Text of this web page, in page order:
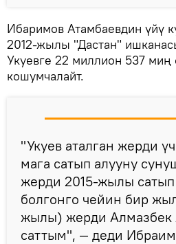
Ибаримов Атамбаевдин үйү
2012-жылы "Дастан"
Укуевге 22 миллион 537 миң
кошумчалайт.
"Укуев аталган жерди
мага сатып алууну
жерди 2015-жылы
болгонго чейин бир
жылы) жерди Алмазбек
саттым", — деди